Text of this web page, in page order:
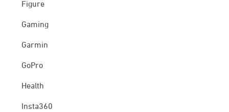
Figure
Gaming
Garmin
GoPro
Health
Insta360